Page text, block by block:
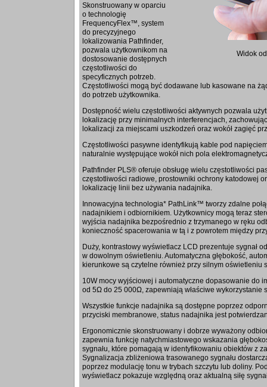
Widok
Skonstruowany w oparciu
o technologię
FrequencyFlex™, system
do precyzyjnego
lokalizowania Pathfinder,
pozwala użytkownikom na
dostosowanie dostępnych
częstotliwości do
specyficznych potrzeb.
Częstotliwości mogą być dodawane lub kasowane na
do potrzeb użytkownika.
Dostępność wielu częstotliwości aktywnych pozwala
lokalizację przy minimalnych interferencjach,
lokalizacji za miejscami uszkodzeń oraz wokół zagięć
Częstotliwości pasywne identyfikują kable pod
naturalnie występujące wokół nich pola
Pathfinder PLS® oferuje obsługę wielu częstotliwości
częstotliwości radiowe, prostowniki ochrony katodowej
lokalizację linii bez używania nadajnika.
Innowacyjna technologia* PathLink™ tworzy zdalne
nadajnikiem i odbiornikiem. Użytkownicy mogą teraz
wyjścia nadajnika bezpośrednio z trzymanego w ręku
konieczność spacerowania w tą i z powrotem między
Duży, kontrastowy wyświetlacz LCD prezentuje sygnał
w dowolnym oświetleniu. Automatyczna głębokość,
kierunkowe są czytelne również przy silnym oświetleniu
10W mocy wyjściowej i automatyczne dopasowanie do
od 5Ω do 25 000Ω, zapewniają właściwe wykorzystanie
Wszystkie funkcje nadajnika są dostępne poprzez
przyciski membranowe, status nadajnika jest
Ergonomicznie skonstruowany i dobrze wyważony
zapewnia funkcję natychmiastowego wskazania
sygnału, które pomagają w identyfikowaniu obiektów z
Sygnalizacja zbliżeniowa trasowanego sygnału
poprzez modulację tonu w trybach szczytu lub doliny.
wyświetlacz pokazuje względną oraz aktualną siłę